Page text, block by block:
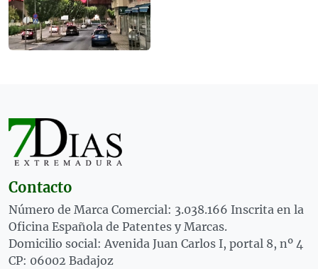
Contacto
Número de Marca Comercial: 3.038.166 Inscrita en la
Oficina Española de Patentes y Marcas.
Domicilio social: Avenida Juan Carlos I, portal 8, nº 4
CP: 06002 Badajoz